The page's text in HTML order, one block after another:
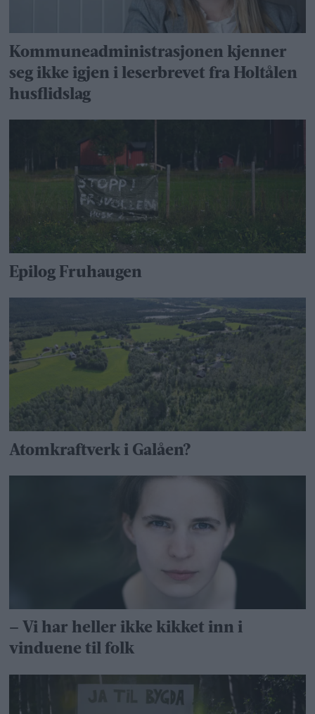
Kommuneadministrasjonen kjenner
seg ikke igjen i leserbrevet fra Holtålen
husflidslag
Epilog Fruhaugen
Atomkraftverk i Galåen?
– Vi har heller ikke kikket inn i
vinduene til folk